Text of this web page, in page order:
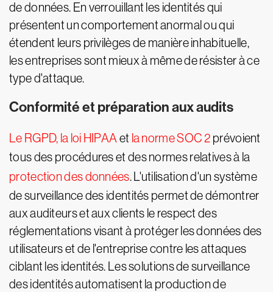
de données. En verrouillant les identités qui
présentent un comportement anormal ou qui
étendent leurs privilèges de manière inhabituelle,
les entreprises sont mieux à même de résister à ce
type d'attaque.
Conformité et préparation aux audits
Le RGPD, la loi HIPAA et la norme SOC 2 prévoient
tous des procédures et des normes relatives à la
protection des données. L'utilisation d'un système
de surveillance des identités permet de démontrer
aux auditeurs et aux clients le respect des
réglementations visant à protéger les données des
utilisateurs et de l'entreprise contre les attaques
ciblant les identités. Les solutions de surveillance
des identités automatisent la production de